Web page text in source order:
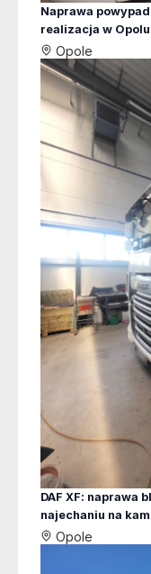
Naprawa
realizacja w Opolu
Opole
DAF XF: naprawa
najechaniu na
Opole